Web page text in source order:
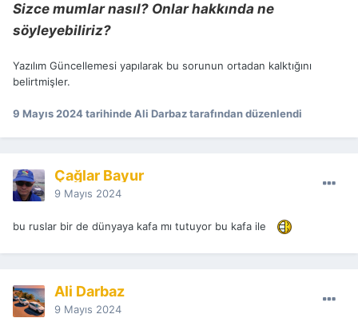
Sizce mumlar nasıl? Onlar hakkında ne
söyleyebiliriz?
Yazılım Güncellemesi yapılarak bu sorunun ortadan kalktığını
belirtmişler.
9 Mayıs 2024tarihinde Ali Darbaz tarafından düzenlendi
Çağlar Bayur
9 Mayıs 2024
bu ruslar bir de dünyaya kafa mı tutuyor bu kafa ile
Ali Darbaz
9 Mayıs 2024